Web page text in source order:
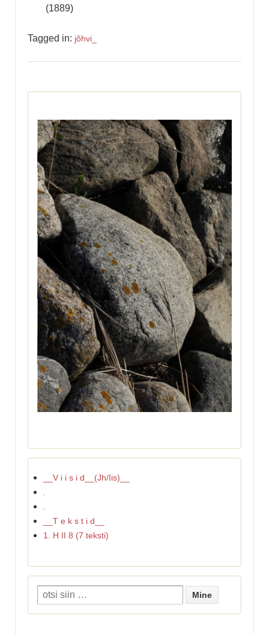
(1889)
Tagged in: jõhvi_
__V i i s i d__(Jh/Iis)__
__T e k s t i d__
1. H II 8 (7 teksti)